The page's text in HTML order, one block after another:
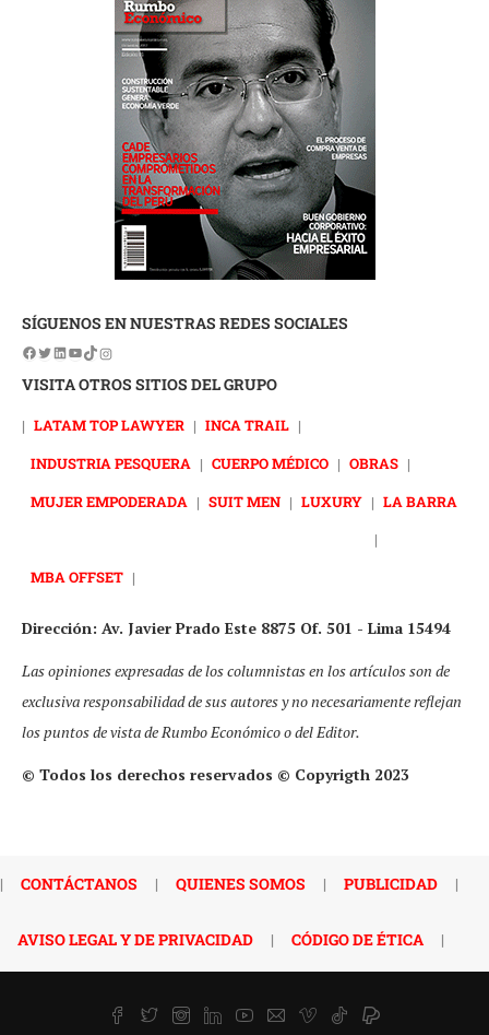
SÍGUENOS EN NUESTRAS REDES SOCIALES
VISITA OTROS SITIOS DEL GRUPO
| LATAM TOP LAWYER | INCA TRAIL |
INDUSTRIA PESQUERA | CUERPO MÉDICO | OBRAS |
MUJER EMPODERADA | SUIT MEN | LUXURY | LA BARRA
|
MBA OFFSET |
Dirección: Av. Javier Prado Este 8875 Of. 501 - Lima 15494
Las opiniones expresadas de los columnistas en los artículos son de
exclusiva responsabilidad de sus autores y no necesariamente reflejan
los puntos de vista de Rumbo Económico o del Editor.
© Todos los derechos reservados © Copyrigth 2023
| CONTÁCTANOS | QUIENES SOMOS | PUBLICIDAD |
AVISO LEGAL Y DE PRIVACIDAD | CÓDIGO DE ÉTICA |